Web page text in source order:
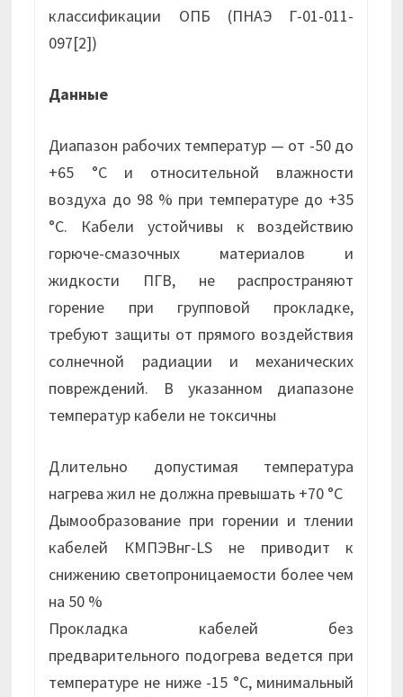
классификации ОПБ (ПНАЭ Г-01-011-
097[2])
Данные
Диапазон рабочих температур — от -50 до
+65 °С и относительной влажности
воздуха до 98 % при температуре до +35
°С. Кабели устойчивы к воздействию
горюче-смазочных материалов и
жидкости ПГВ, не распространяют
горение при групповой прокладке,
требуют защиты от прямого воздействия
солнечной радиации и механических
повреждений. В указанном диапазоне
температур кабели не токсичны
Длительно допустимая температура
нагрева жил не должна превышать +70 °С
Дымообразование при горении и тлении
кабелей КМПЭВнг-LS не приводит к
снижению светопроницаемости более чем
на 50 %
Прокладка кабелей без
предварительного подогрева ведется при
температуре не ниже -15 °С, минимальный